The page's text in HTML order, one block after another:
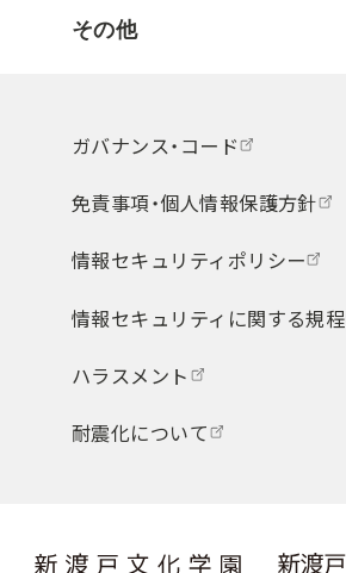
その他
ガバナンス・コード
免責事項・個人情報保護方針
情報セキュリティポリシー
情報セキュリティに関する規程
ハラスメント
耐震化について